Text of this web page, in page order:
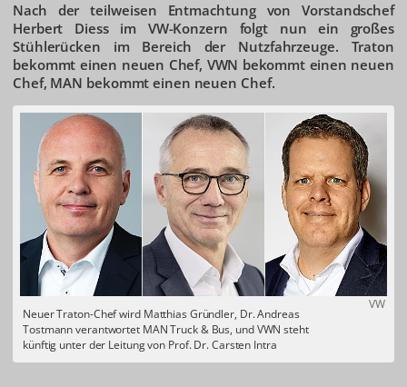
Nach der teilweisen Entmachtung von Vorstandschef
Herbert Diess im VW-Konzern folgt nun ein großes
Stühlerücken im Bereich der Nutzfahrzeuge. Traton
bekommt einen neuen Chef, VWN bekommt einen neuen
Chef, MAN bekommt einen neuen Chef.
VW
Neuer Traton-Chef wird Matthias Gründler, Dr. Andreas
Tostmann verantwortet MAN Truck & Bus, und VWN steht
künftig unter der Leitung von Prof. Dr. Carsten Intra